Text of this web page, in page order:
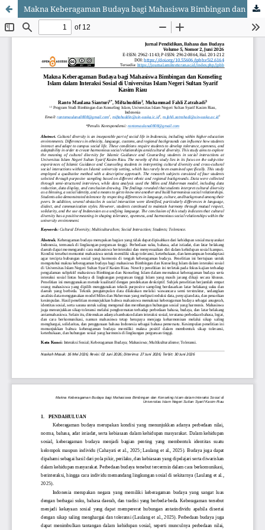
Makna Keberagaman Budaya bagi Mahasiswa Bimbingan dan Konseling Islam dalam Interaksi Sosial di Universitas Islam Negeri Sultan Syarif Kasim Riau